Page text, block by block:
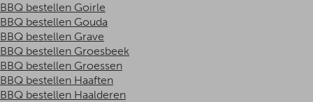
BBQ bestellen Goirle
BBQ bestellen Gouda
BBQ bestellen Grave
BBQ bestellen Groesbeek
BBQ bestellen Groessen
BBQ bestellen Haaften
BBQ bestellen Haalderen